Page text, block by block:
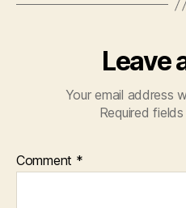
Leave
Your email address
Required
Comment *